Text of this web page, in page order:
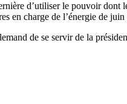
d’utiliser le pouvoir
en charge de l’énergie de
de se servir de la